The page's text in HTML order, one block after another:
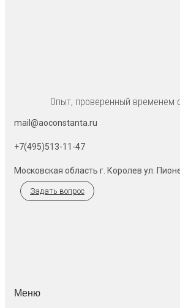
Опыт, проверенный временем
mail@aoconstanta.ru
+7(495)513-11-47
Московская область г. Королев ул.
Задать вопрос
Меню